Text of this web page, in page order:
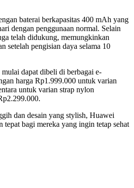
baterai berkapasitas 400 mAh yang
dengan penggunaan normal. Selain
telah didukung, memungkinkan
setelah pengisian daya selama 10
dapat dibeli di berbagai e-
harga Rp1.999.000 untuk varian
untuk varian strap nylon
dan desain yang stylish, Huawei
bagi mereka yang ingin tetap sehat